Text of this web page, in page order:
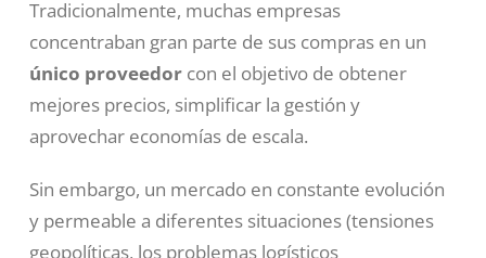
Tradicionalmente, muchas empresas
concentraban gran parte de sus compras en un
único proveedorcon el objetivo de obtener
mejores precios, simplificar la gestión y
aprovechar economías de escala.
Sin embargo, un mercado en constante evolución
y permeable a diferentes situaciones (tensiones
geopolíticas, los problemas logísticos